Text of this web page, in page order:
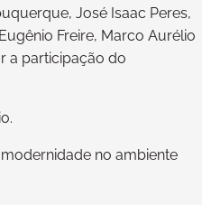
José Isaac Peres,
Freire, Marco Aurélio
a participação do
no ambiente